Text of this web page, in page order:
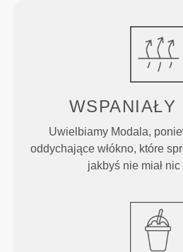
WSPANIAŁY
Uwielbiamy Modala,
oddychające włókno, które
jakbyś nie miał